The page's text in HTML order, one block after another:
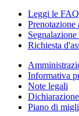
Leggi le FAQ
Prenotazione
Richiesta
Informativa
Note legali
Piano di